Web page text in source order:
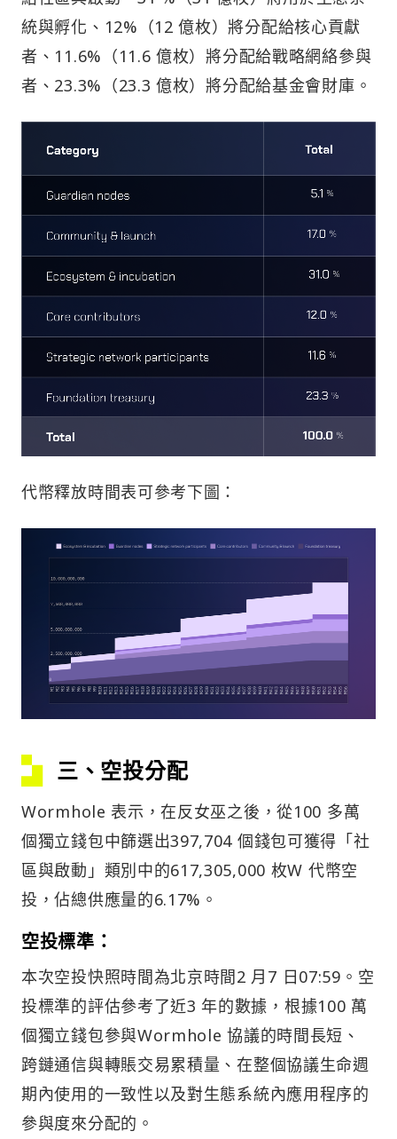
統與孵化、12%（12 億枚）將分配給核心貢獻
者、11.6%（11.6 億枚）將分配給戰略網絡參與
者、23.3%（23.3 億枚）將分配給基金會財庫。
代幣釋放時間表可參考下圖：
三、空投分配
Wormhole 表示，在反女巫之後，從100 多萬
個獨立錢包中篩選出397,704 個錢包可獲得「社
區與啟動」類別中的617,305,000 枚W 代幣空
投，佔總供應量的6.17%。
空投標準：
本次空投快照時間為北京時間2 月7 日07:59。空
投標準的評估參考了近3 年的數據，根據100 萬
個獨立錢包參與Wormhole 協議的時間長短、
跨鏈通信與轉賬交易累積量、在整個協議生命週
期內使用的一致性以及對生態系統內應用程序的
參與度來分配的。